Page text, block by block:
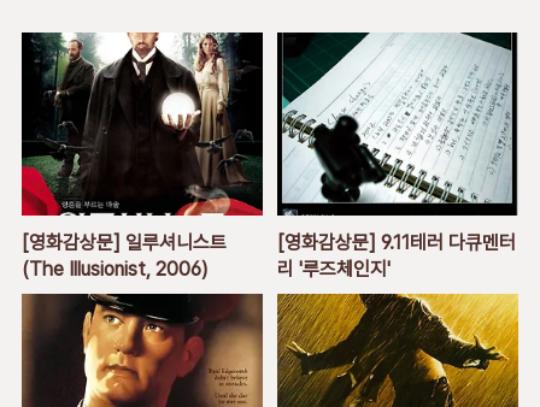
[영화감상문] 일루셔니스트
(The Illusionist, 2006)
[영화감상문] 9.11테러 다큐멘터
리 '루즈체인지'